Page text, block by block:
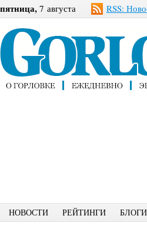
пятница, 7 августа RSS:
НОВОСТИ РЕЙТИНГИ БЛОГИ